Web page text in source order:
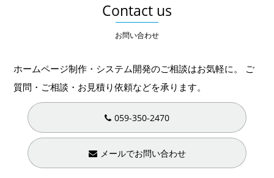
Contact us
お問い合わせ
ホームページ制作・システム開発のご相談はお気軽に。
ご
質問・ご相談・お見積り依頼などを承ります。
059-350-2470
メールでお問い合わせ